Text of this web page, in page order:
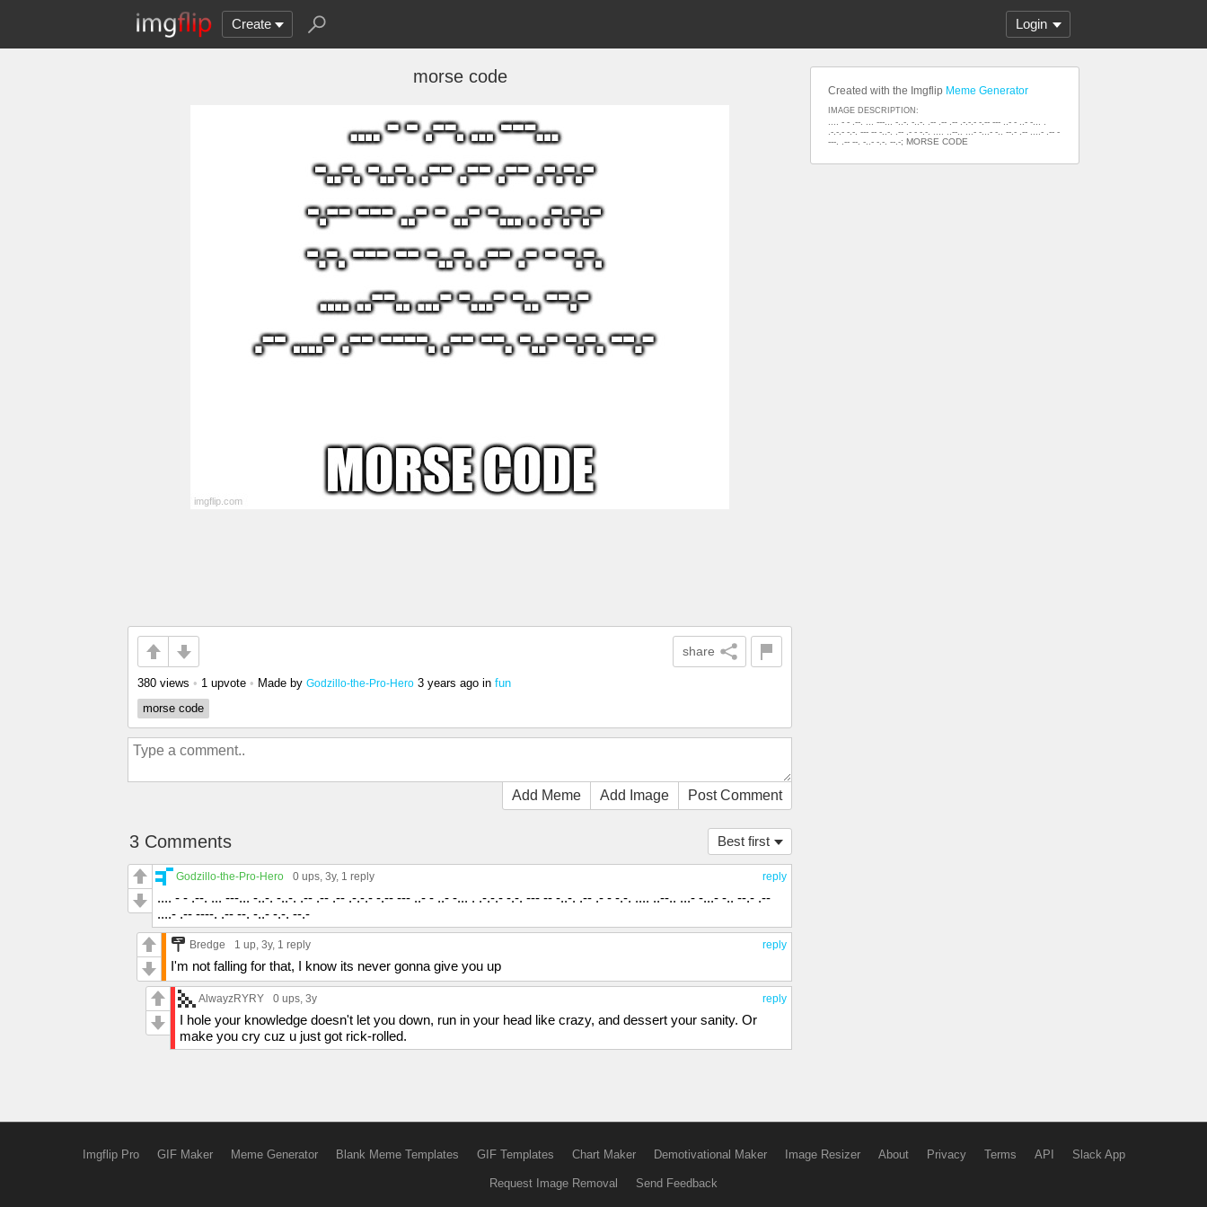
Create Login
morse code
share
380 views • 1 upvote • Made by Godzillo-the-Pro-Hero 3 years ago in fun
morse code
Add Meme Add Image Post Comment
Best first
3 Comments
reply
Godzillo-the-Pro-Hero 0 ups, 3y, 1 reply
.... - - .--. ... ---... -..-. -..-. .-- .-- .-- .-.-.- -.-- --- ..- - ..- -... . .-.-.- -.-. --- -- -..-. .-- .- - -.-. .... ..--.. ...- -...- -.. --.- .--
....- .-- ----. .-- --. -..- -.-. --.-
reply
Bredge 1 up, 3y, 1 reply
I'm not falling for that, I know its never gonna give you up
reply
AlwayzRYRY 0 ups, 3y
I hole your knowledge doesn't let you down, run in your head like crazy, and dessert your sanity. Or
make you cry cuz u just got rick-rolled.
Created with the Imgflip Meme Generator
IMAGE DESCRIPTION:
.... - - .--. ... ---... -..-. -..-. .-- .-- .-- .-.-.- -.-- --- ..- - ..- -... .
.-.-.- -.-. --- -- -..-. .-- .- - -.-. .... ..--.. ...- -...- -.. --.- .-- ....- .-- -
---. .-- --. -..- -.-. --.-; MORSE CODE
Imgflip Pro GIF Maker Meme Generator Blank Meme Templates GIF Templates Chart Maker Demotivational Maker Image Resizer About Privacy Terms API Slack App
Request Image Removal Send Feedback